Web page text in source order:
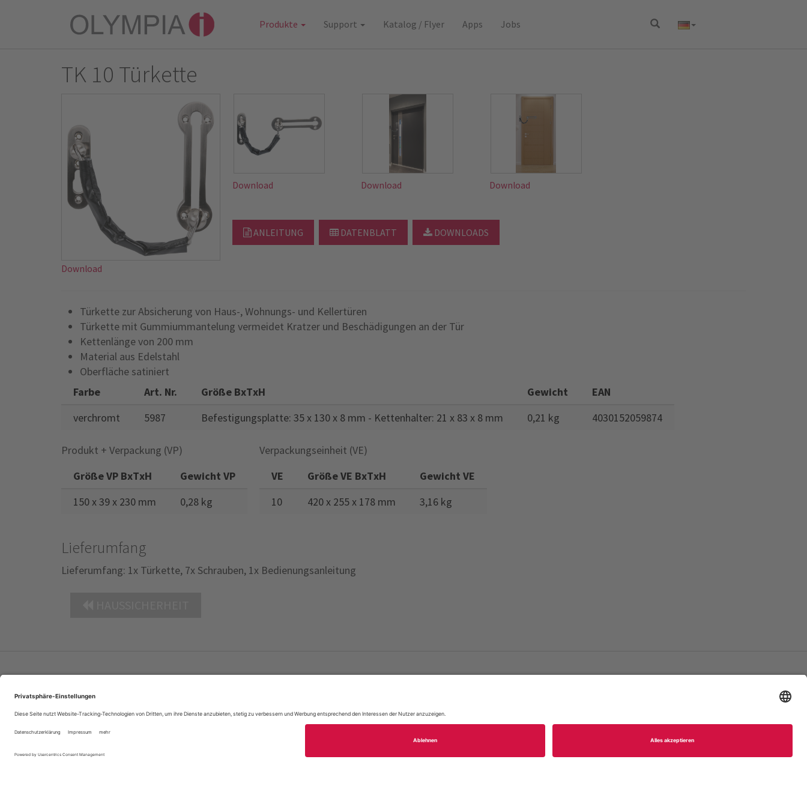
Produkte Support Katalog / Flyer Apps Jobs
TK 10 Türkette
Download
Download Download Download
ANLEITUNG DATENBLATT DOWNLOADS
Türkette zur Absicherung von Haus-, Wohnungs- und Kellertüren
Türkette mit Gummiummantelung vermeidet Kratzer und Beschädigungen an der Tür
Kettenlänge von 200 mm
Material aus Edelstahl
Oberfläche satiniert
Farbe
Art. Nr. Größe BxTxH Gewicht
EAN
verchromt
5987 Befestigungsplatte: 35 x 130 x 8 mm - Kettenhalter: 21 x 83 x 8 mm 0,21 kg 4030152059874
Produkt + Verpackung (VP)
Größe VP BxTxH
Gewicht VP
150 x 39 x 230 mm
0,28 kg
Verpackungseinheit (VE)
VE
Größe VE BxTxH
Gewicht VE
10
420 x 255 x 178 mm 3,16 kg
Lieferumfang
Lieferumfang: 1x Türkette, 7x Schrauben, 1x Bedienungsanleitung